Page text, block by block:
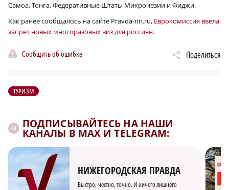
Самоа, Тонга, Федеративные Штаты Микронезии и Фиджи.
Как ранее сообщалось на сайте Pravda-nn.ru, Еврокомиссия ввела
запрет новых многоразовых виз для россиян.
Сообщить об ошибке Поделиться
ТУРИЗМ
ПОДПИСЫВАЙТЕСЬ НА НАШИ
КАНАЛЫ В MAX И TELEGRAM:
НИЖЕГОРОДСКАЯ ПРАВДА
Быстро, честно, точно. И ничего лишнего